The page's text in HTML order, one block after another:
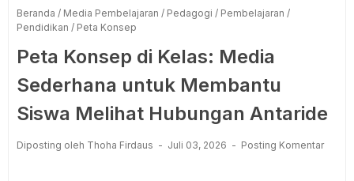
Beranda / Media Pembelajaran / Pedagogi / Pembelajaran /
Pendidikan / Peta Konsep
Peta Konsep di Kelas: Media
Sederhana untuk Membantu
Siswa Melihat Hubungan Antaride
Diposting oleh Thoha Firdaus Juli 03, 2026 Posting Komentar